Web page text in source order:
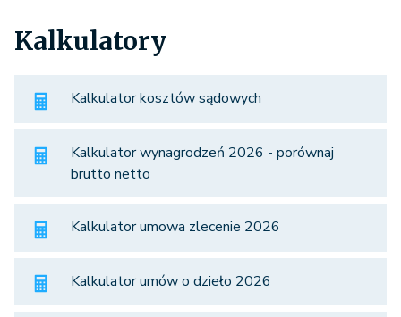
Kalkulatory
Kalkulator kosztów sądowych
Kalkulator wynagrodzeń 2026 - porównaj
brutto netto
Kalkulator umowa zlecenie 2026
Kalkulator umów o dzieło 2026